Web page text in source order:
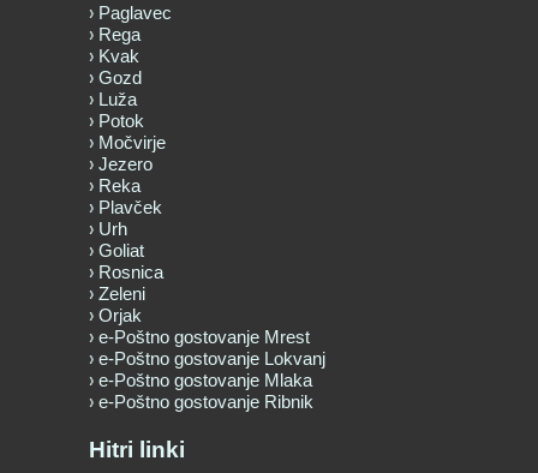
Paglavec
Rega
Kvak
Gozd
Luža
Potok
Močvirje
Jezero
Reka
Plavček
Urh
Goliat
Rosnica
Zeleni
Orjak
e-Poštno gostovanje Mrest
e-Poštno gostovanje Lokvanj
e-Poštno gostovanje Mlaka
e-Poštno gostovanje Ribnik
Hitri linki